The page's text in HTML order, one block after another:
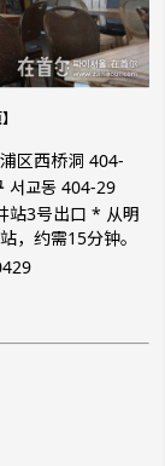
区西桥洞 404-
서교동 404-29
站3号出口 * 从明
，约需15分钟。